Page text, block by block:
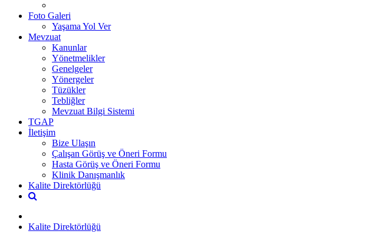
Foto Galeri
Yaşama Yol Ver
Mevzuat
Kanunlar
Yönetmelikler
Genelgeler
Yönergeler
Tüzükler
Tebliğler
Mevzuat Bilgi Sistemi
TGAP
İletişim
Bize Ulaşın
Çalışan Görüş ve Öneri Formu
Hasta Görüş ve Öneri Formu
Klinik Danışmanlık
Kalite Direktörlüğü
Kalite Direktörlüğü